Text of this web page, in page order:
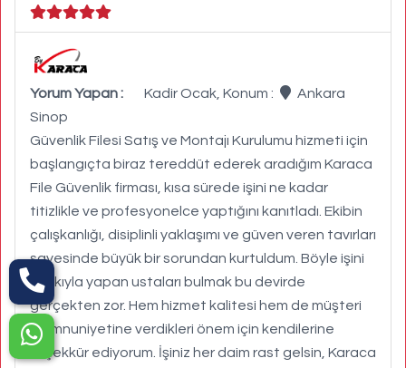
Yorum Yapan : Kadir Ocak, Konum :
Ankara
Sinop
Güvenlik Filesi Satış ve Montajı Kurulumu hizmeti için
başlangıçta biraz tereddüt ederek aradığım Karaca
File Güvenlik firması, kısa sürede işini ne kadar
titizlikle ve profesyonelce yaptığını kanıtladı. Ekibin
çalışkanlığı, disiplinli yaklaşımı ve güven veren tavırları
sayesinde büyük bir sorundan kurtuldum. Böyle işini
hakkıyla yapan ustaları bulmak bu devirde
gerçekten zor. Hem hizmet kalitesi hem de müşteri
memnuniyetine verdikleri önem için kendilerine
teşekkür ediyorum. İşiniz her daim rast gelsin, Karaca